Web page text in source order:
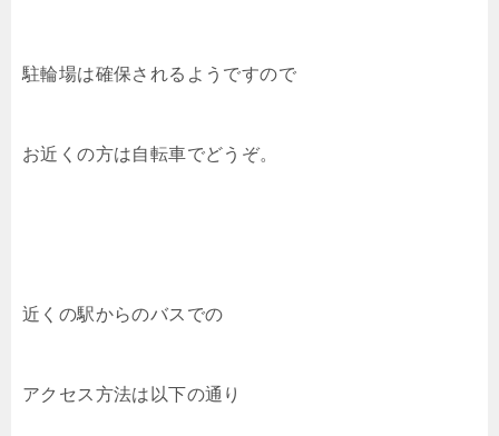
駐輪場は確保されるようですので
お近くの方は自転車でどうぞ。
近くの駅からのバスでの
アクセス方法は以下の通り